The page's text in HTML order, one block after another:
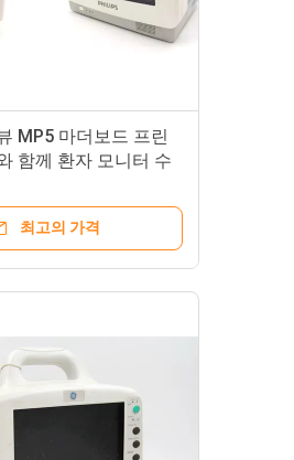
MP5 마더보드 프린
함께 환자 모니터 수
최고의 가격